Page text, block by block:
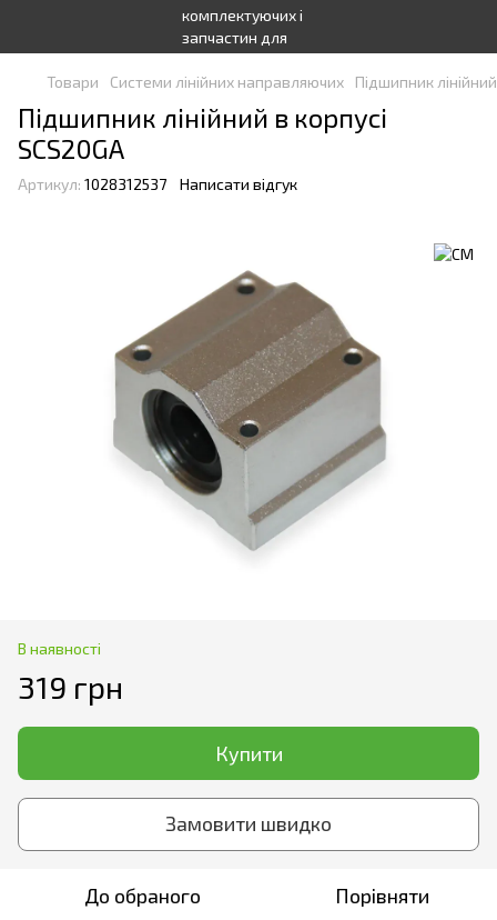
Товари Системи лінійних направляючих Підшипник
Підшипник лінійний в корпусі
SCS20GA
Артикул: 1028312537 Написати відгук
В наявності
319 грн
Купити
Замовити швидко
До обраного Порівняти